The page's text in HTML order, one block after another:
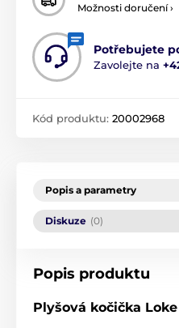
Možnosti doručení ›
Potřebujete
Zavolejte na
Kód produktu: 20002968
Popis a parametry
Diskuze (0)
Popis produktu
Plyšová kočička